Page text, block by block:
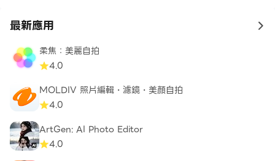
最新應用 to
柔焦：美麗自拍
4.0
MOLDIV 照片編輯・濾鏡・美顏自拍
4.0
ArtGen: AI Photo Editor
4.0